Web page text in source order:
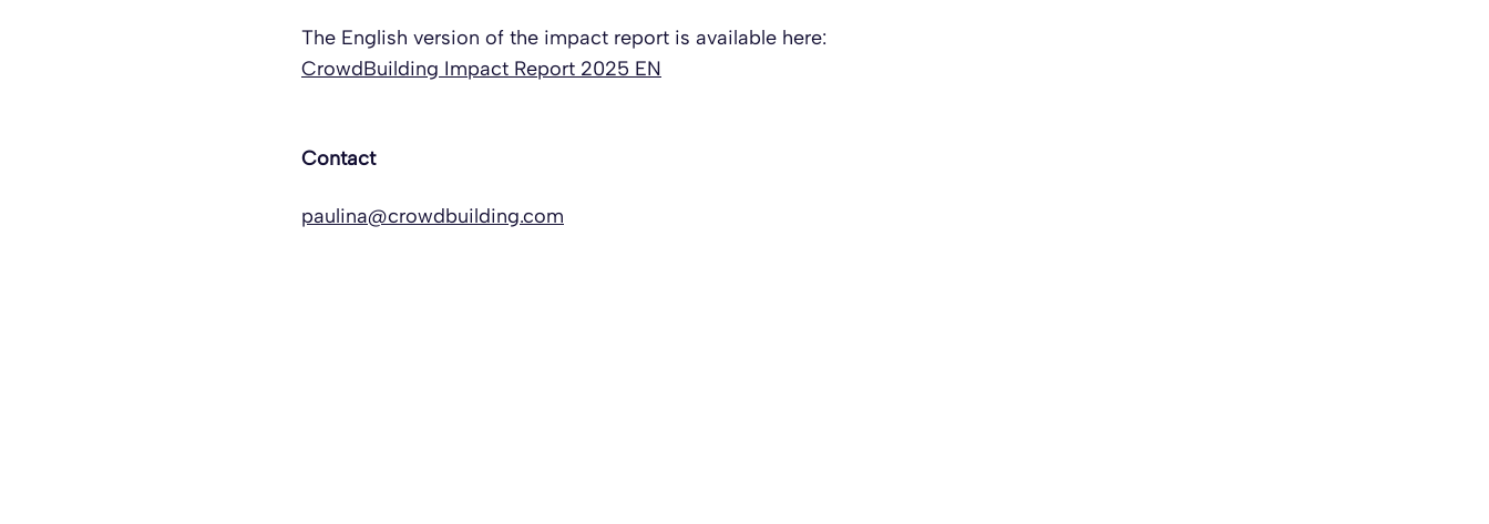
The English version of the impact report is available here:
CrowdBuilding Impact Report 2025 EN
Contact
paulina@crowdbuilding.com